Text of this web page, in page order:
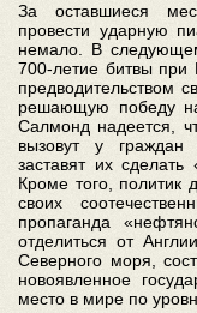
За оставшиеся
провести ударную
немало. В
700-летие битвы при
предводительством
решающую победу
Салмонд надеется,
вызовут у граждан
заставят их
Кроме того, политик
своих
пропаганда
отделиться от
Северного моря,
новоявленное
место в мире по